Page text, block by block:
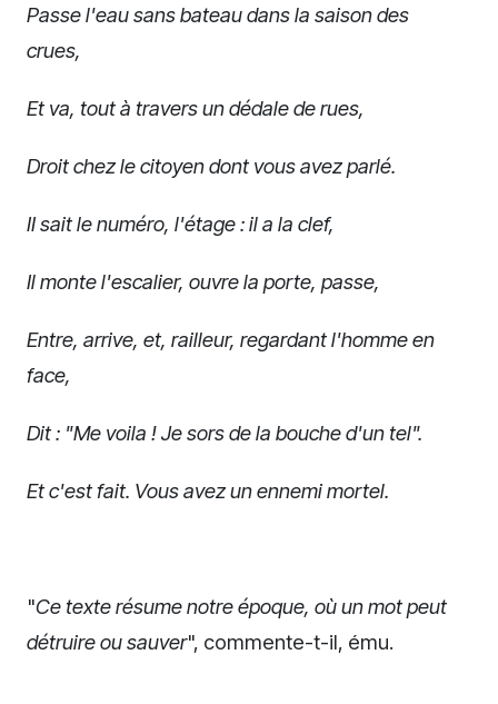
Passe l'eau sans bateau dans la saison des
crues,
Et va, tout à travers un dédale de rues,
Droit chez le citoyen dont vous avez parlé.
II sait le numéro, l'étage : il a la clef,
Il monte l'escalier, ouvre la porte, passe,
Entre, arrive, et, railleur, regardant l'homme en
face,
Dit : "Me voila ! Je sors de la bouche d'un tel".
Et c'est fait. Vous avez un ennemi mortel.
"Ce texte résume notre époque, où un mot peut
détruire ou sauver", commente-t-il, ému.